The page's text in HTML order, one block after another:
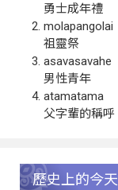
勇士成年禮
molapangolai
祖靈祭
asavasavahe
男性青年
atamatama
父字輩的稱呼
歷史上的今天